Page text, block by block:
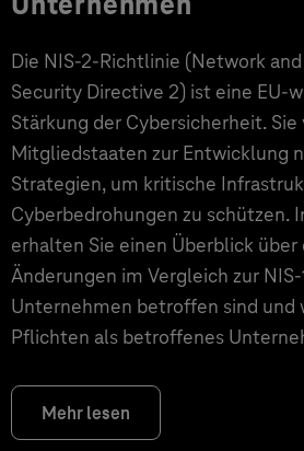
Die NIS-2-Richtlinie (Network
Security Directive 2) ist eine EU-
Stärkung der Cybersicherheit.
Mitgliedstaaten zur Entwicklung
Strategien, um kritische
Cyberbedrohungen zu schützen.
erhalten Sie einen Überblick
Änderungen im Vergleich zur
Unternehmen betroffen sind und
Pflichten als betroffenes
Mehr lesen